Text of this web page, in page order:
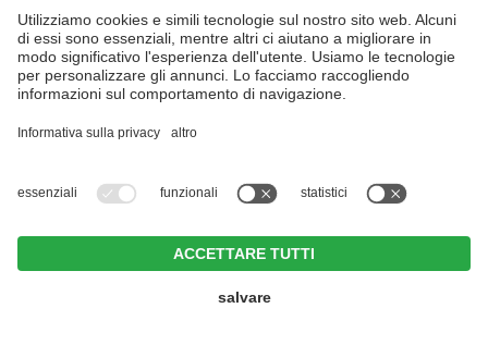
Economico Europeo.
Qualsiasi trasferimento parziale o totale del servizio
contrattualizzato in un paese terzo richiede il preventivo
le condizioni speciali di garanzia e sicurezza dei dati di cui agli
Artt. 44 e seguenti del GDPR (come ad esempio
protezione dei dati standard dell'UE, codici di condotta